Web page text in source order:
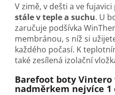
V zimě, v dešti a ve
stále v teple a suchu. U
zaručuje podšívka
membránou, s níž si
každého počasí. K
také zesílená izolační
Barefoot boty
nadměrkem nejvíce 1